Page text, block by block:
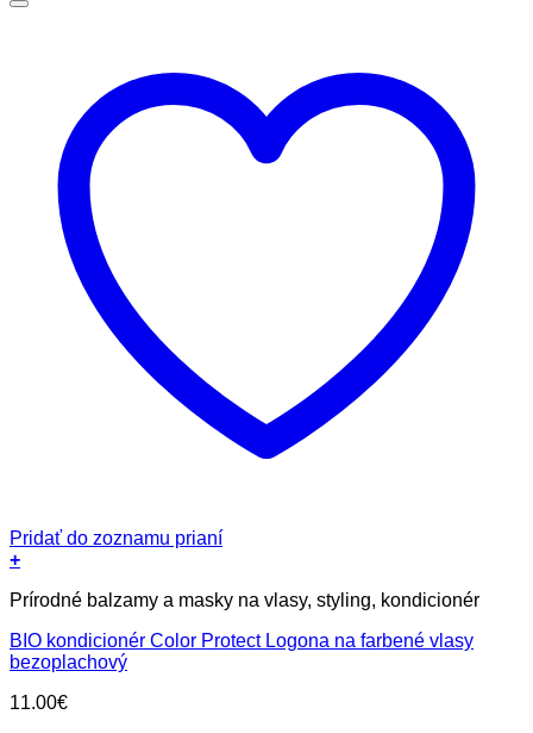
Pridať do zoznamu prianí
+
Prírodné balzamy a masky na vlasy, styling, kondicionér
BIO kondicionér Color Protect Logona na farbené vlasy
bezoplachový
11.00€